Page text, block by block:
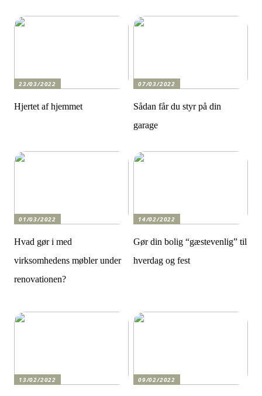
23/03/2022
Hjertet af hjemmet
07/03/2022
Sådan får du styr på din
garage
01/03/2022
Hvad gør i med
virksomhedens møbler under
renovationen?
14/02/2022
Gør din bolig “gæstevenlig” til
hverdag og fest
13/02/2022 09/02/2022